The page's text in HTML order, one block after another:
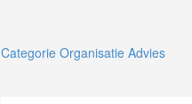
Categorie Organisatie Advies